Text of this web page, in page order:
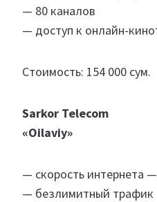
— 80 каналов
— доступ к онлайн-
Стоимость: 154 000 сум.
Sarkor Telecom
«Oilaviy»
— скорость интернета
— безлимитный трафик